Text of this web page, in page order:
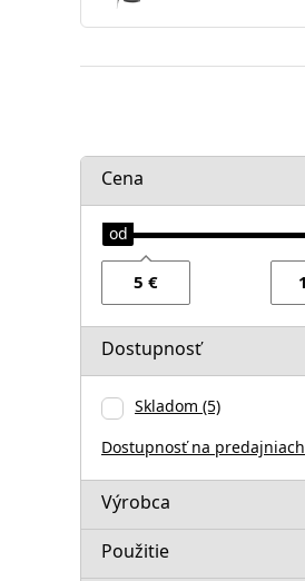
Cena
Dostupnosť
Skladom (5)
Dostupnosť na predajniach
Výrobca
Použitie